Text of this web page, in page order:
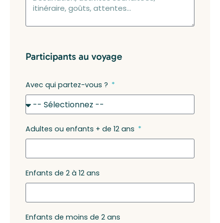
Participants au voyage
Avec qui partez-vous ?
Adultes ou enfants + de 12 ans
Enfants de 2 à 12 ans
Enfants de moins de 2 ans